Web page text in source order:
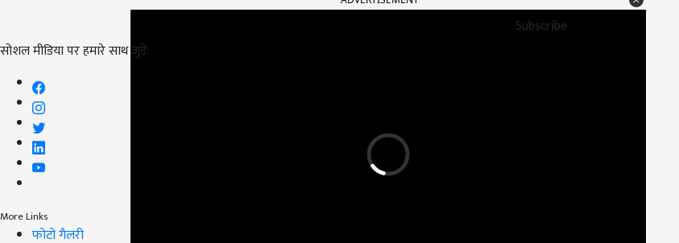
Subscribe
सोशल मीडिया पर हमारे साथ जुड़ें:
More Links
फोटो गैलरी